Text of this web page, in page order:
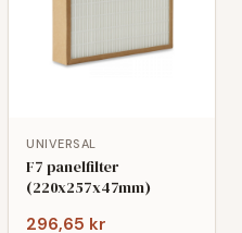
UNIVERSAL
F7 panelfilter
(220x257x47mm)
296,65 kr